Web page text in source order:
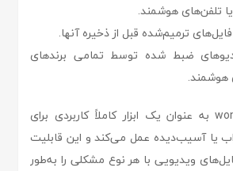
تلفن‌های هوشمند.
ترمیم‌شده قبل از ذخیره آنها.
ضبط شده توسط تمامی برندهای
هوشمند.
wondershare repairit به عنوان یک ابزار کاملاً کاربردی برای
یا آسیب‌دیده عمل می‌کند و این قابلیت
ویدیویی با هر نوع مشکلی را به‌طور